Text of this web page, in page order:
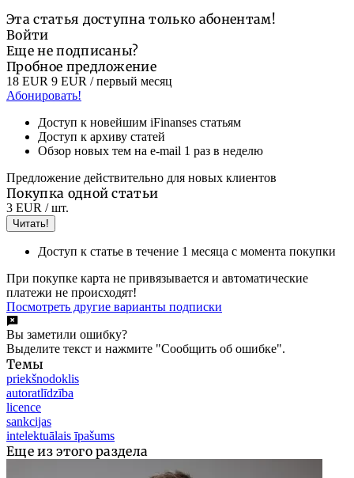
Эта статья доступна только абонентам!
Войти
Еще не подписаны?
Пробное предложение
18 EUR 9 EUR / первый месяц
Абонировать!
Доступ к новейшим iFinanses статьям
Доступ к архиву статей
Обзор новых тем на e-mail 1 раз в неделю
Предложение действительно для новых клиентов
Покупка одной статьи
3 EUR / шт.
Читать!
Доступ к статье в течение 1 месяца с момента покупки
При покупке карта не привязывается и автоматические
платежи не происходят!
Посмотреть другие варианты подписки
Вы заметили ошибку?
Выделите текст и нажмите "Сообщить об ошибке".
Темы
priekšnodoklis
autoratlīdzība
licence
sankcijas
intelektuālais īpašums
Еще из этого раздела